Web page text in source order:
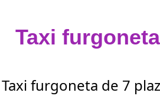
Taxi
Taxi furgoneta de 7